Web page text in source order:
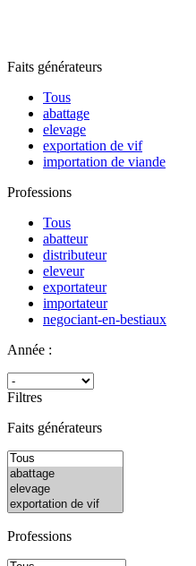
Faits générateurs
Tous
abattage
elevage
exportation de vif
importation de viande
Professions
Tous
abatteur
distributeur
eleveur
exportateur
importateur
negociant-en-bestiaux
Année :
Filtres
Faits générateurs
Professions